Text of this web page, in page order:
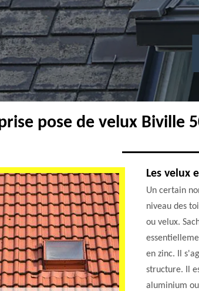
pose de velux Biville
Les velux
Un certain
niveau des
ou velux.
en zinc. Il
structure. Il
aluminium